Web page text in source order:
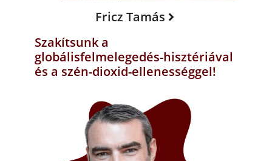
Fricz Tamás
Szakítsunk a
globálisfelmelegedés-hisztériával
és a szén-dioxid-ellenességgel!